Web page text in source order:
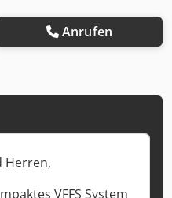
Anrufen